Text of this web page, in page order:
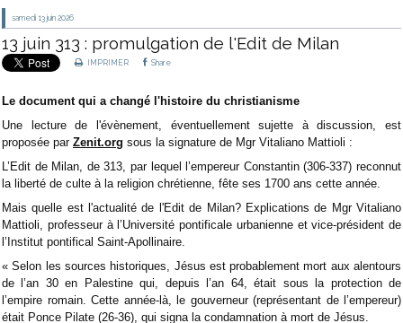
samedi 13 juin 2026
13 juin 313 : promulgation de l'Edit de Milan
IMPRIMER Share
Le document qui a changé l'histoire du christianisme
Une lecture de l'évènement, éventuellement sujette à discussion, est
proposée par Zenit.org sous la signature de Mgr Vitaliano Mattioli :
L’Edit de Milan, de 313, par lequel l’empereur Constantin (306-337) reconnut
la liberté de culte à la religion chrétienne, fête ses 1700 ans cette année.
Mais quelle est l'actualité de l'Edit de Milan? Explications de Mgr Vitaliano
Mattioli, professeur à l’Université pontificale urbanienne et vice-président de
l’Institut pontifical Saint-Apollinaire.
« Selon les sources historiques, Jésus est probablement mort aux alentours
de l’an 30 en Palestine qui, depuis l’an 64, était sous la protection de
l’empire romain. Cette année-là, le gouverneur (représentant de l’empereur)
était Ponce Pilate (26-36), qui signa la condamnation à mort de Jésus.